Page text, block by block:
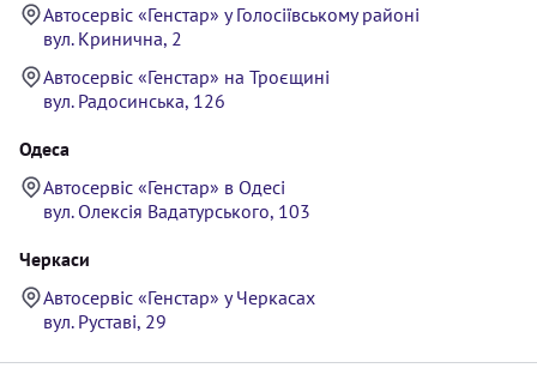
Автосервіс «Генстар» у Голосіївському районі
вул. Кринична, 2
Автосервіс «Генстар» на Троєщині
вул. Радосинська, 126
Одеса
Автосервіс «Генстар» в Одесі
вул. Олексія Вадатурського, 103
Черкаси
Автосервіс «Генстар» у Черкасах
вул. Руставі, 29